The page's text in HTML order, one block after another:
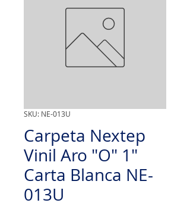
SKU: NE-013U
Carpeta Nextep
Vinil Aro "O" 1"
Carta Blanca NE-
013U